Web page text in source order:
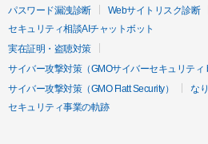
パスワード漏洩診断
Webサイトリスク診断
セキュリティ相談AIチャットボット
実在証明・盗聴対策
サイバー攻撃対策（GMOサイバーセキュリティ
サイバー攻撃対策（GMO Flatt Security）
な
セキュリティ事業の軌跡